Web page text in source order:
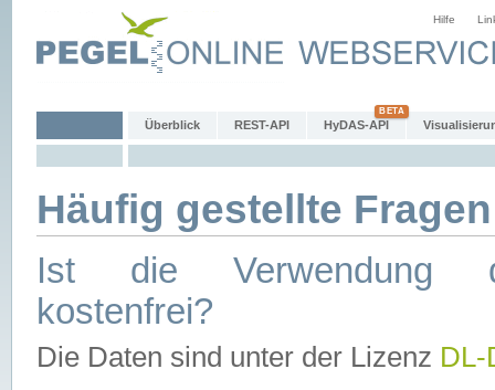
Hilfe
Überblick REST-API HyDAS-API
Häufig gestellte
Ist die Verwendung
kostenfrei?
Die Daten sind unter der Lizenz